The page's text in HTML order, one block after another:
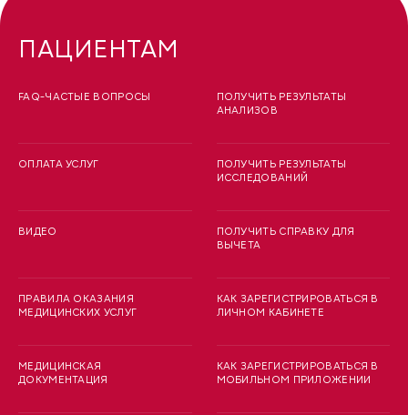
ПАЦИЕНТАМ
FAQ-ЧАСТЫЕ ВОПРОСЫ
ОПЛАТА УСЛУГ
ВИДЕО
ПРАВИЛА ОКАЗАНИЯ
МЕДИЦИНСКИХ УСЛУГ
МЕДИЦИНСКАЯ
ДОКУМЕНТАЦИЯ
ПОЛУЧИТЬ РЕЗУЛЬТАТЫ
АНАЛИЗОВ
ПОЛУЧИТЬ РЕЗУЛЬТАТЫ
ИССЛЕДОВАНИЙ
ПОЛУЧИТЬ СПРАВКУ ДЛЯ
ВЫЧЕТА
КАК ЗАРЕГИСТРИРОВАТЬСЯ В
ЛИЧНОМ КАБИНЕТЕ
КАК ЗАРЕГИСТРИРОВАТЬСЯ В
МОБИЛЬНОМ ПРИЛОЖЕНИИ